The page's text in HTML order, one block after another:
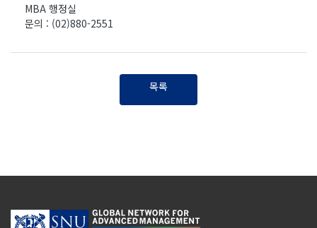
MBA 행정실
문의 : (02)880-2551
목록